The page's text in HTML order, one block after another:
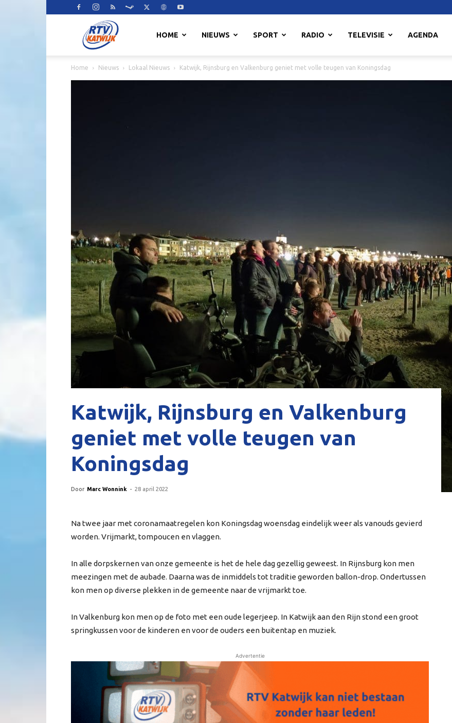
HOME NIEUWS SPORT RADIO TELEVISIE AGENDA
Home Nieuws Lokaal Nieuws Katwijk, Rijnsburg en Valkenburg geniet met volle teugen van Koningsdag
Katwijk, Rijnsburg en Valkenburg
geniet met volle teugen van
Koningsdag
Door Marc Wonnink - 28 april 2022
Na twee jaar met coronamaatregelen kon Koningsdag woensdag eindelijk weer als vanouds gevierd
worden. Vrijmarkt, tompoucen en vlaggen.
In alle dorpskernen van onze gemeente is het de hele dag gezellig geweest. In Rijnsburg kon men
meezingen met de aubade. Daarna was de inmiddels tot traditie geworden ballon-drop. Ondertussen
kon men op diverse plekken in de gemeente naar de vrijmarkt toe.
In Valkenburg kon men op de foto met een oude legerjeep. In Katwijk aan den Rijn stond een groot
springkussen voor de kinderen en voor de ouders een buitentap en muziek.
Advertentie